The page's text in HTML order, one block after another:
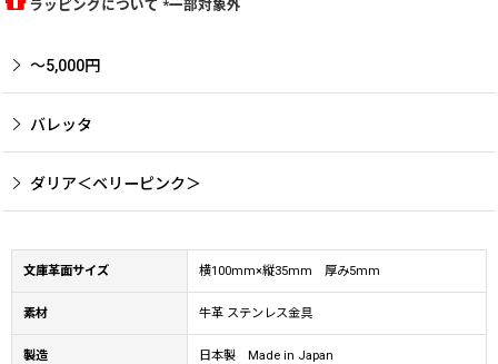
ラッピングについて *一部対象外
〜5,000円
バレッタ
ダリア＜ベリーピンク＞
文庫革面サイズ 横100mm×縦35mm 厚み5mm
素材 牛革 ステンレス金具
製造 日本製 Made in Japan